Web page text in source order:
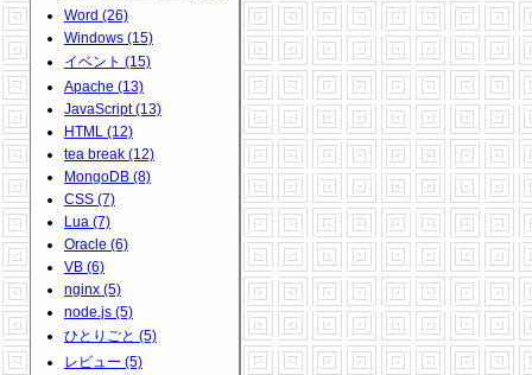
Word (26)
Windows (15)
イベント (15)
Apache (13)
JavaScript (13)
HTML (12)
tea break (12)
MongoDB (8)
CSS (7)
Lua (7)
Oracle (6)
VB (6)
nginx (5)
node.js (5)
ひとりごと (5)
レビュー (5)